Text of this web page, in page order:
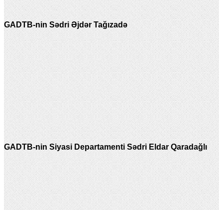
GADTB-nin Sədri Əjdər Tağızadə
GADTB-nin Siyasi Departamenti Sədri Eldar Qaradağlı